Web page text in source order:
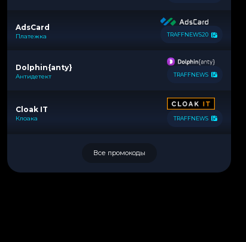
AdsCard
Платежка TRAFFNEWS20
Dolphin{anty}
Антидетект TRAFFNEWS
Cloak IT
Клоака TRAFFNEWS
Все промокоды